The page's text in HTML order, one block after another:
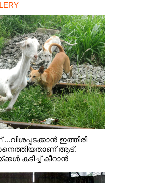
ഇത്തിരി
ആട്.
കടിച്ച് കീറാൻ
ആന്തൽ മറന്ന്
ഓട്ടം. എറണാകുളം